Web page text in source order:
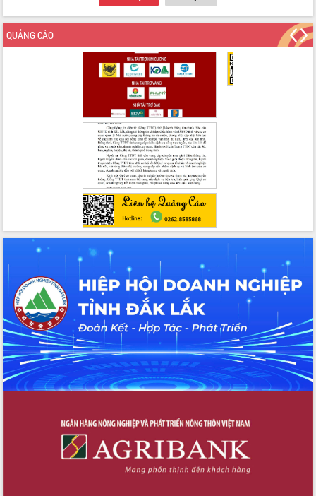
Tập huấn ứng dụng trí tuệ nhân tạo (AI)
trong thương mại điện tử năm 2026
Đoàn đại biểu Quốc hội tỉnh Đắk Lắk
trao đổi thông tin trước Kỳ họp thứ
Quyết liệt cải cách hành chính, khơi
Nâng cao hiệu lực, hiệu quả HĐND
tỉnh thông qua hiện đại hóa hành chính
Xã Ea Phê gắn cải cách hành chính với
Phó Chủ tịch Thường trực UBND tỉnh
Hồ Thị Nguyên Thảo làm việc tại Trung
tâm Phục vụ hành chính công xã Ea
Xây dựng nền hành chính số đồng
hành cùng nông dân dân, doanh nghiệp
Giai đoạn 2026-2030, Đắk Lắk phấn
đấu có 77% xã đạt chuẩn nông thôn
mới
Chuyển đổi số 'mở đường' cho nông
nghiệp Đắk Lắk tăng trưởng bứt phá
Triển khai đồng bộ đo đạc, lập hồ sơ
địa chính, hoàn thiện cơ sở dữ liệu đất
đai
Đắk Lắk nâng cao hiệu quả công tác
Đảng từ Sổ tay đảng viên điện tử
Đắk Lắk đẩy mạnh nuôi biển công
QUẢNG CÁO